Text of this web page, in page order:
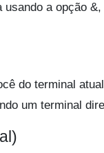
a opção
do terminal
um terminal